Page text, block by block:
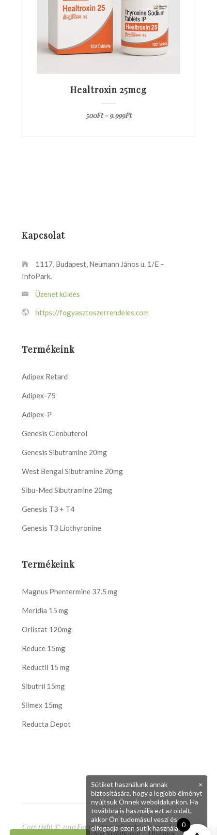
Healtroxin 25mcg
500Ft–9.999Ft
Kapcsolat
1117, Budapest, Neumann János u. 1/E –
InfoPark.
Üzenet küldés
https://fogyasztoszerrendeles.com
Termékeink
Adipex Retard
Adipex-75
Adipex-P
Genesis Clenbuterol
Genesis Sibutramine 20mg
West Bengal Sibutramine 20mg
Sibu-Med Sibutramine 20mg
Genesis T3 + T4
Genesis T3 Liothyronine
Termékeink
Magnus Phentermine 37.5 mg
Meridia 15 mg
Orlistat 120mg
Reduce 15mg
Reductil 15 mg
Sibutril 15mg
Slimex 15mg
Reducta Depot
Copyright © 2010 FogyasztoszerRendeles.com - Minden
0
×
Sütiket használunk annak
biztosítására, hogy a legjobb élményt
nyújtsuk Önnek weboldalunkon. Ha
továbbra is használja ezt az oldalt,
akkor Ön tudomásul veszi és
elfogadja ezen sütik használatát.